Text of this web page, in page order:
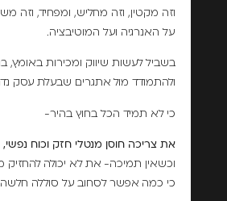
וזה מקטין, וזה מחליש, ומפחיד, וזה
על האנרגיה ועל המוטיבציה.
בשביל לעשות שיווק ומכירות באומץ,
ולהתמודד מול אתגרים שבעלת עסק
כי לא תמיד הכל בחוץ בהיר-
את צריכה חוסן מנטלי חזק וכוח נפשי,
וכשאין תמיכה- את לא יכולה להחזיק
כי כמה אפשר לסחוב על סוללה